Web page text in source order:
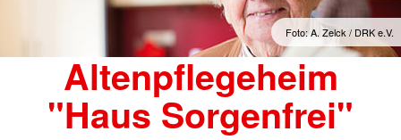
Foto: A. Zelck / DRK e.V.
Altenpflegeheim
"Haus Sorgenfrei"